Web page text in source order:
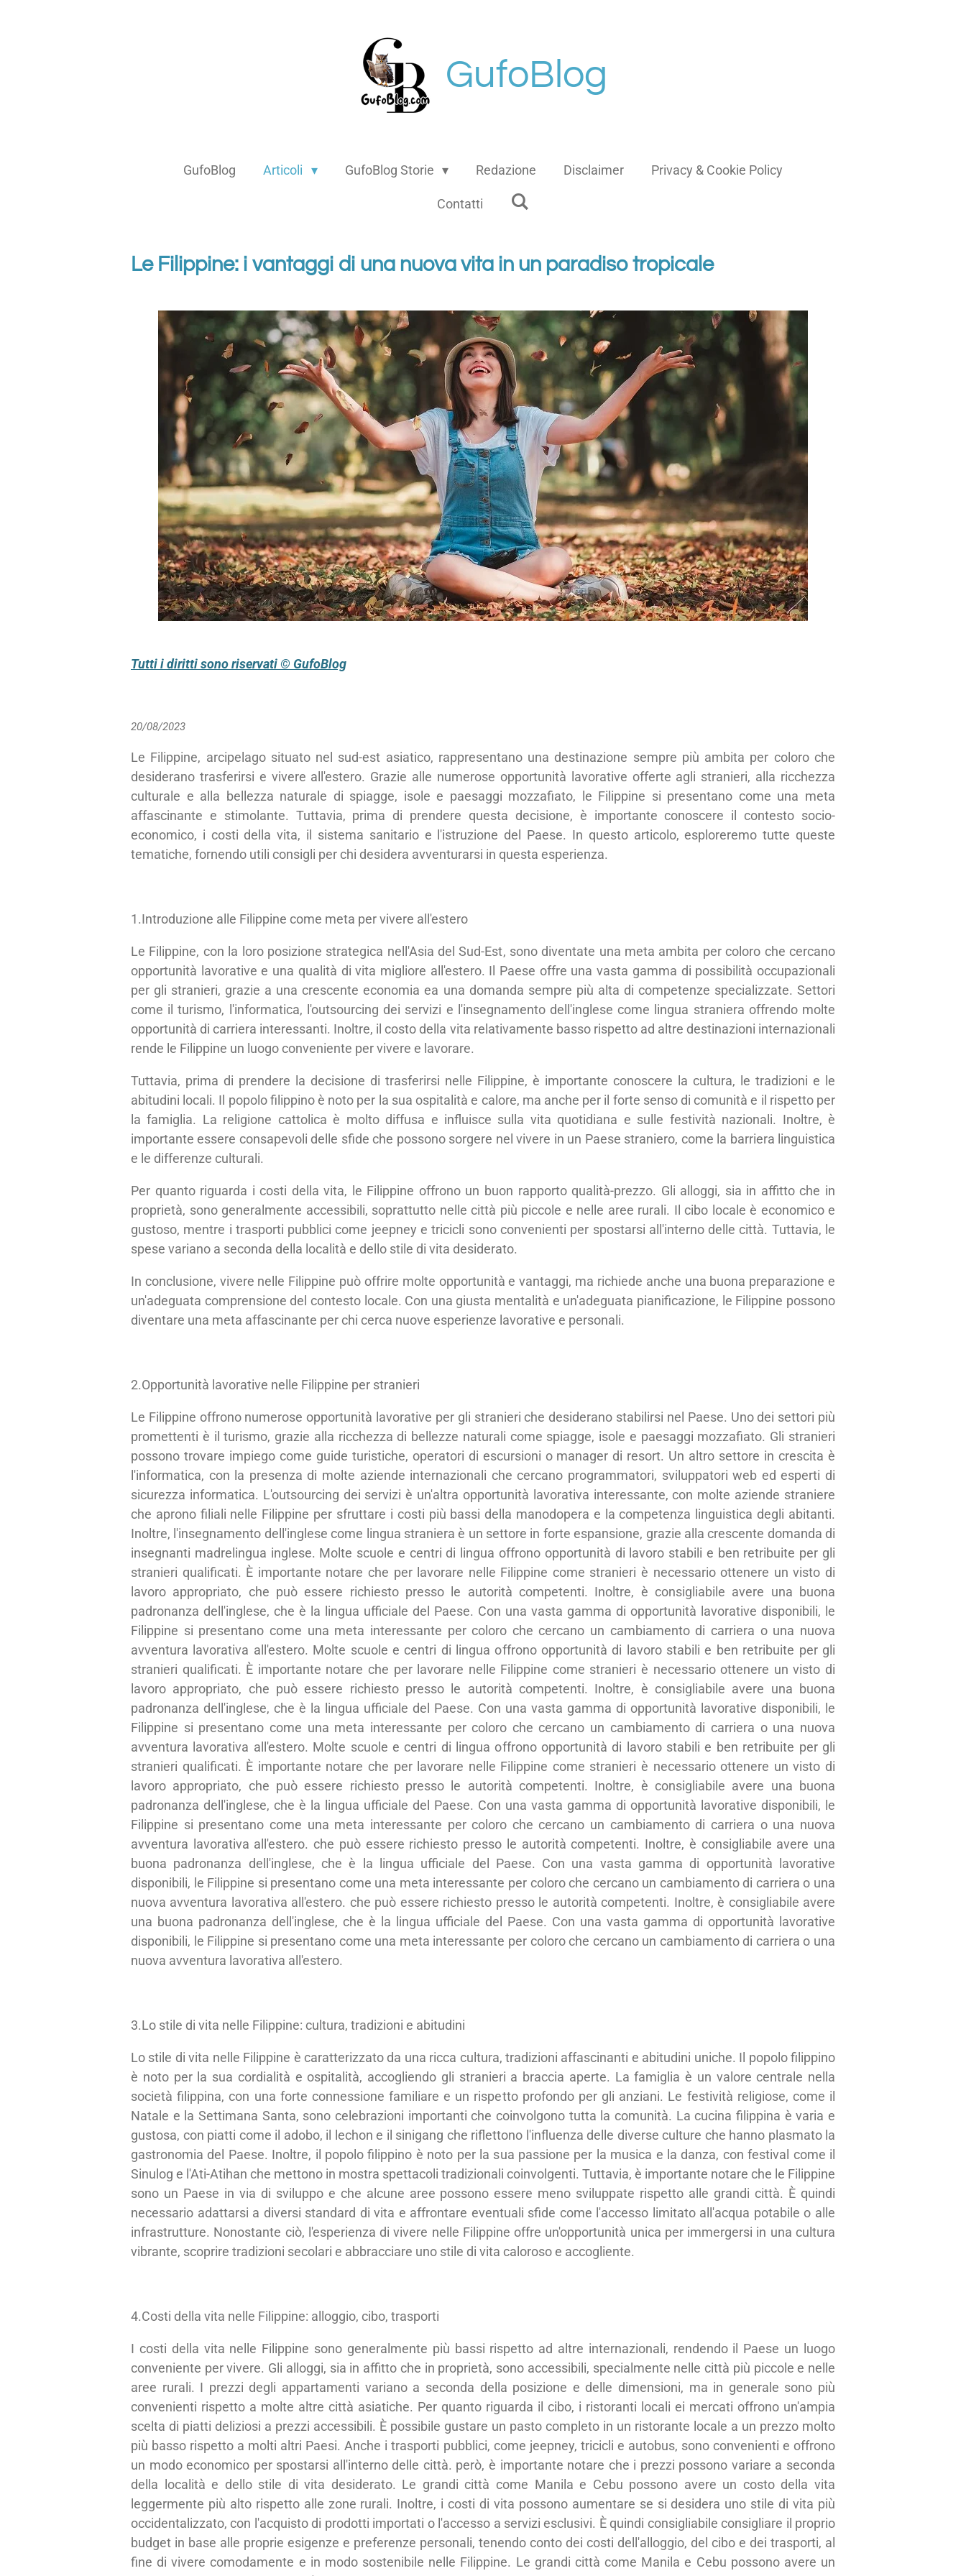
GufoBlog
GufoBlog Articoli GufoBlog Storie Redazione Disclaimer Privacy & Cookie Policy
Contatti
Le Filippine: i vantaggi di una nuova vita in un paradiso tropicale
Tutti i diritti sono riservati © GufoBlog
20/08/2023
Le Filippine, arcipelago situato nel sud-est asiatico, rappresentano una destinazione sempre più ambita per coloro che
desiderano trasferirsi e vivere all'estero. Grazie alle numerose opportunità lavorative offerte agli stranieri, alla ricchezza
culturale e alla bellezza naturale di spiagge, isole e paesaggi mozzafiato, le Filippine si presentano come una meta
affascinante e stimolante. Tuttavia, prima di prendere questa decisione, è importante conoscere il contesto socio-
economico, i costi della vita, il sistema sanitario e l'istruzione del Paese. In questo articolo, esploreremo tutte queste
tematiche, fornendo utili consigli per chi desidera avventurarsi in questa esperienza.
1.Introduzione alle Filippine come meta per vivere all'estero
Le Filippine, con la loro posizione strategica nell'Asia del Sud-Est, sono diventate una meta ambita per coloro che cercano
opportunità lavorative e una qualità di vita migliore all'estero. Il Paese offre una vasta gamma di possibilità occupazionali
per gli stranieri, grazie a una crescente economia ea una domanda sempre più alta di competenze specializzate. Settori
come il turismo, l'informatica, l'outsourcing dei servizi e l'insegnamento dell'inglese come lingua straniera offrendo molte
opportunità di carriera interessanti. Inoltre, il costo della vita relativamente basso rispetto ad altre destinazioni internazionali
rende le Filippine un luogo conveniente per vivere e lavorare.
Tuttavia, prima di prendere la decisione di trasferirsi nelle Filippine, è importante conoscere la cultura, le tradizioni e le
abitudini locali. Il popolo filippino è noto per la sua ospitalità e calore, ma anche per il forte senso di comunità e il rispetto per
la famiglia. La religione cattolica è molto diffusa e influisce sulla vita quotidiana e sulle festività nazionali. Inoltre, è
importante essere consapevoli delle sfide che possono sorgere nel vivere in un Paese straniero, come la barriera linguistica
e le differenze culturali.
Per quanto riguarda i costi della vita, le Filippine offrono un buon rapporto qualità-prezzo. Gli alloggi, sia in affitto che in
proprietà, sono generalmente accessibili, soprattutto nelle città più piccole e nelle aree rurali. Il cibo locale è economico e
gustoso, mentre i trasporti pubblici come jeepney e tricicli sono convenienti per spostarsi all'interno delle città. Tuttavia, le
spese variano a seconda della località e dello stile di vita desiderato.
In conclusione, vivere nelle Filippine può offrire molte opportunità e vantaggi, ma richiede anche una buona preparazione e
un'adeguata comprensione del contesto locale. Con una giusta mentalità e un'adeguata pianificazione, le Filippine possono
diventare una meta affascinante per chi cerca nuove esperienze lavorative e personali.
2.Opportunità lavorative nelle Filippine per stranieri
Le Filippine offrono numerose opportunità lavorative per gli stranieri che desiderano stabilirsi nel Paese. Uno dei settori più
promettenti è il turismo, grazie alla ricchezza di bellezze naturali come spiagge, isole e paesaggi mozzafiato. Gli stranieri
possono trovare impiego come guide turistiche, operatori di escursioni o manager di resort. Un altro settore in crescita è
l'informatica, con la presenza di molte aziende internazionali che cercano programmatori, sviluppatori web ed esperti di
sicurezza informatica. L'outsourcing dei servizi è un'altra opportunità lavorativa interessante, con molte aziende straniere
che aprono filiali nelle Filippine per sfruttare i costi più bassi della manodopera e la competenza linguistica degli abitanti.
Inoltre, l'insegnamento dell'inglese come lingua straniera è un settore in forte espansione, grazie alla crescente domanda di
insegnanti madrelingua inglese. Molte scuole e centri di lingua offrono opportunità di lavoro stabili e ben retribuite per gli
stranieri qualificati. È importante notare che per lavorare nelle Filippine come stranieri è necessario ottenere un visto di
lavoro appropriato, che può essere richiesto presso le autorità competenti. Inoltre, è consigliabile avere una buona
padronanza dell'inglese, che è la lingua ufficiale del Paese. Con una vasta gamma di opportunità lavorative disponibili, le
Filippine si presentano come una meta interessante per coloro che cercano un cambiamento di carriera o una nuova
avventura lavorativa all'estero. Molte scuole e centri di lingua offrono opportunità di lavoro stabili e ben retribuite per gli
stranieri qualificati. È importante notare che per lavorare nelle Filippine come stranieri è necessario ottenere un visto di
lavoro appropriato, che può essere richiesto presso le autorità competenti. Inoltre, è consigliabile avere una buona
padronanza dell'inglese, che è la lingua ufficiale del Paese. Con una vasta gamma di opportunità lavorative disponibili, le
Filippine si presentano come una meta interessante per coloro che cercano un cambiamento di carriera o una nuova
avventura lavorativa all'estero. Molte scuole e centri di lingua offrono opportunità di lavoro stabili e ben retribuite per gli
stranieri qualificati. È importante notare che per lavorare nelle Filippine come stranieri è necessario ottenere un visto di
lavoro appropriato, che può essere richiesto presso le autorità competenti. Inoltre, è consigliabile avere una buona
padronanza dell'inglese, che è la lingua ufficiale del Paese. Con una vasta gamma di opportunità lavorative disponibili, le
Filippine si presentano come una meta interessante per coloro che cercano un cambiamento di carriera o una nuova
avventura lavorativa all'estero. che può essere richiesto presso le autorità competenti. Inoltre, è consigliabile avere una
buona padronanza dell'inglese, che è la lingua ufficiale del Paese. Con una vasta gamma di opportunità lavorative
disponibili, le Filippine si presentano come una meta interessante per coloro che cercano un cambiamento di carriera o una
nuova avventura lavorativa all'estero. che può essere richiesto presso le autorità competenti. Inoltre, è consigliabile avere
una buona padronanza dell'inglese, che è la lingua ufficiale del Paese. Con una vasta gamma di opportunità lavorative
disponibili, le Filippine si presentano come una meta interessante per coloro che cercano un cambiamento di carriera o una
nuova avventura lavorativa all'estero.
3.Lo stile di vita nelle Filippine: cultura, tradizioni e abitudini
Lo stile di vita nelle Filippine è caratterizzato da una ricca cultura, tradizioni affascinanti e abitudini uniche. Il popolo filippino
è noto per la sua cordialità e ospitalità, accogliendo gli stranieri a braccia aperte. La famiglia è un valore centrale nella
società filippina, con una forte connessione familiare e un rispetto profondo per gli anziani. Le festività religiose, come il
Natale e la Settimana Santa, sono celebrazioni importanti che coinvolgono tutta la comunità. La cucina filippina è varia e
gustosa, con piatti come il adobo, il lechon e il sinigang che riflettono l'influenza delle diverse culture che hanno plasmato la
gastronomia del Paese. Inoltre, il popolo filippino è noto per la sua passione per la musica e la danza, con festival come il
Sinulog e l'Ati-Atihan che mettono in mostra spettacoli tradizionali coinvolgenti. Tuttavia, è importante notare che le Filippine
sono un Paese in via di sviluppo e che alcune aree possono essere meno sviluppate rispetto alle grandi città. È quindi
necessario adattarsi a diversi standard di vita e affrontare eventuali sfide come l'accesso limitato all'acqua potabile o alle
infrastrutture. Nonostante ciò, l'esperienza di vivere nelle Filippine offre un'opportunità unica per immergersi in una cultura
vibrante, scoprire tradizioni secolari e abbracciare uno stile di vita caloroso e accogliente.
4.Costi della vita nelle Filippine: alloggio, cibo, trasporti
I costi della vita nelle Filippine sono generalmente più bassi rispetto ad altre internazionali, rendendo il Paese un luogo
conveniente per vivere. Gli alloggi, sia in affitto che in proprietà, sono accessibili, specialmente nelle città più piccole e nelle
aree rurali. I prezzi degli appartamenti variano a seconda della posizione e delle dimensioni, ma in generale sono più
convenienti rispetto a molte altre città asiatiche. Per quanto riguarda il cibo, i ristoranti locali ei mercati offrono un'ampia
scelta di piatti deliziosi a prezzi accessibili. È possibile gustare un pasto completo in un ristorante locale a un prezzo molto
più basso rispetto a molti altri Paesi. Anche i trasporti pubblici, come jeepney, tricicli e autobus, sono convenienti e offrono
un modo economico per spostarsi all'interno delle città. però, è importante notare che i prezzi possono variare a seconda
della località e dello stile di vita desiderato. Le grandi città come Manila e Cebu possono avere un costo della vita
leggermente più alto rispetto alle zone rurali. Inoltre, i costi di vita possono aumentare se si desidera uno stile di vita più
occidentalizzato, con l'acquisto di prodotti importati o l'accesso a servizi esclusivi. È quindi consigliabile consigliare il proprio
budget in base alle proprie esigenze e preferenze personali, tenendo conto dei costi dell'alloggio, del cibo e dei trasporti, al
fine di vivere comodamente e in modo sostenibile nelle Filippine. Le grandi città come Manila e Cebu possono avere un